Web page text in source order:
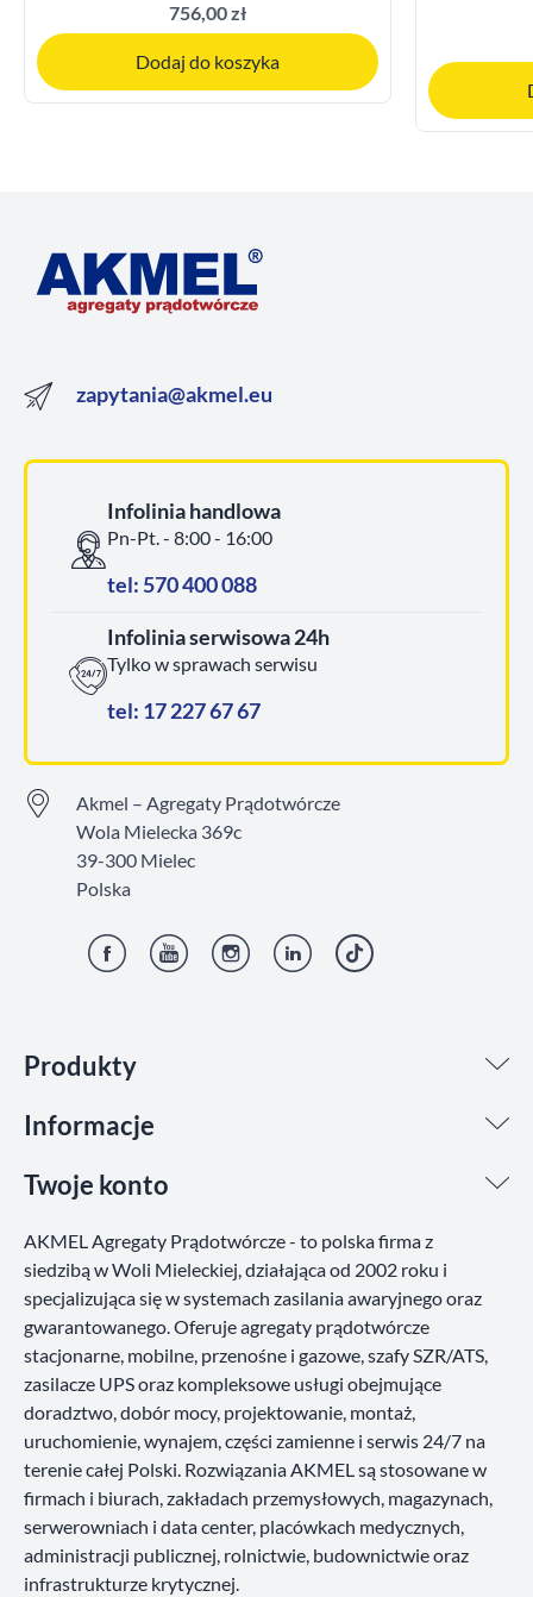
756,00 zł
Dodaj do koszyka
Produkty
Informacje
Twoje konto
zapytania@akmel.eu
Infolinia handlowa
Pn-Pt. - 8:00 - 16:00
tel: 570 400 088
Infolinia serwisowa 24h
Tylko w sprawach serwisu
tel: 17 227 67 67
Akmel – Agregaty Prądotwórcze
Wola Mielecka 369c
39-300 Mielec
Polska
AKMEL Agregaty Prądotwórcze - to polska firma z
siedzibą w Woli Mieleckiej, działająca od 2002 roku i
specjalizująca się w systemach zasilania awaryjnego oraz
gwarantowanego. Oferuje agregaty prądotwórcze
stacjonarne, mobilne, przenośne i gazowe, szafy SZR/ATS,
zasilacze UPS oraz kompleksowe usługi obejmujące
doradztwo, dobór mocy, projektowanie, montaż,
uruchomienie, wynajem, części zamienne i serwis 24/7 na
terenie całej Polski. Rozwiązania AKMEL są stosowane w
firmach i biurach, zakładach przemysłowych, magazynach,
serwerowniach i data center, placówkach medycznych,
administracji publicznej, rolnictwie, budownictwie oraz
infrastrukturze krytycznej.